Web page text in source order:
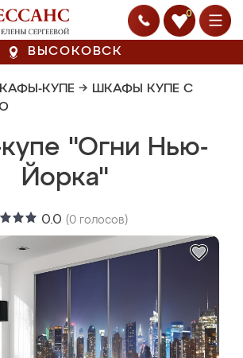
0
ВЫСОКОВСК
КУПЕ → ШКАФЫ КУПЕ С
"Огни Нью-
Йорка"
0.0 (0 голосов)